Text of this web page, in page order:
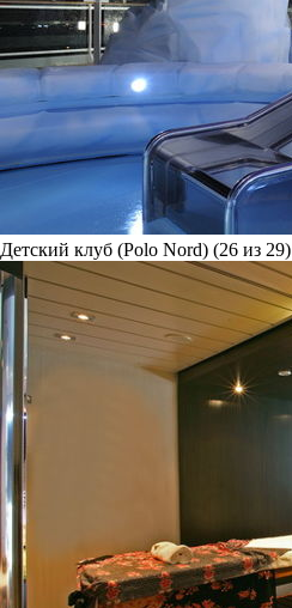
Детский клуб (Polo Nord) (26 из 29)